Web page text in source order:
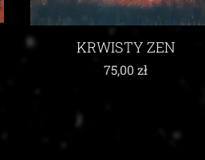
KRWISTY ZEN
75,00zł